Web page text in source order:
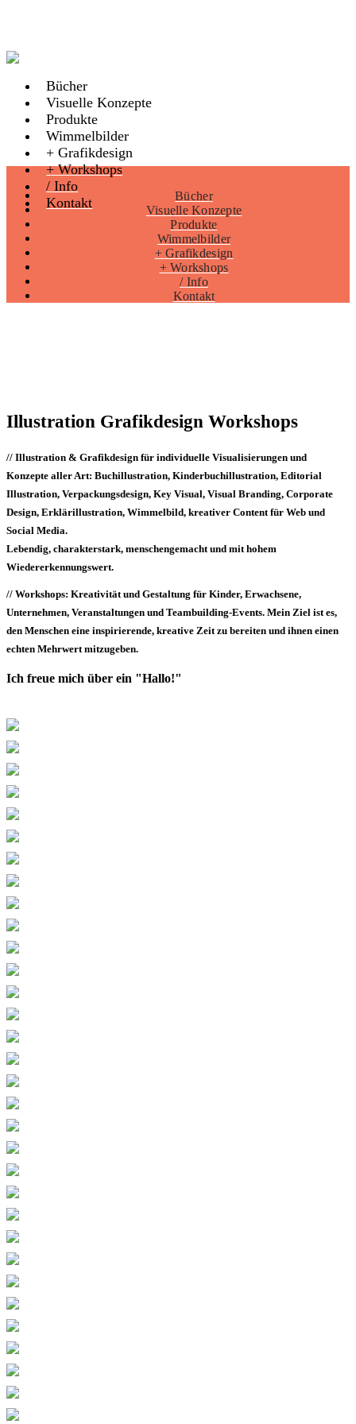
Bücher
Visuelle Konzepte
Produkte
Wimmelbilder
+ Grafikdesign
+ Workshops
/ Info
Kontakt
Bücher
Visuelle Konzepte
Produkte
Wimmelbilder
+ Grafikdesign
+ Workshops
/ Info
Kontakt
Illustration Grafikdesign Workshops
// Illustration & Grafikdesign für individuelle Visualisierungen und
Konzepte aller Art: Buchillustration, Kinderbuchillustration, Editorial
Illustration, Verpackungsdesign, Key Visual, Visual Branding, Corporate
Design, Erklärillustration, Wimmelbild, kreativer Content für Web und
Social Media.
Lebendig, charakterstark, menschengemacht und mit hohem
Wiedererkennungswert.
// Workshops: Kreativität und Gestaltung für Kinder, Erwachsene,
Unternehmen, Veranstaltungen und Teambuilding-Events. Mein Ziel ist es,
den Menschen eine inspirierende, kreative Zeit zu bereiten und ihnen einen
echten Mehrwert mitzugeben.
Ich freue mich über ein "Hallo!"